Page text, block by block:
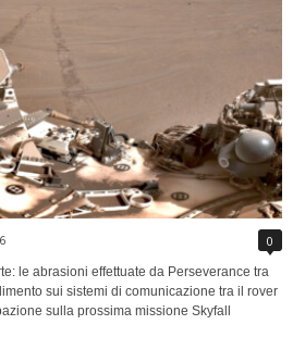
0
le abrasioni effettuate da Perseverance tra
sui sistemi di comunicazione tra il rover
sulla prossima missione Skyfall